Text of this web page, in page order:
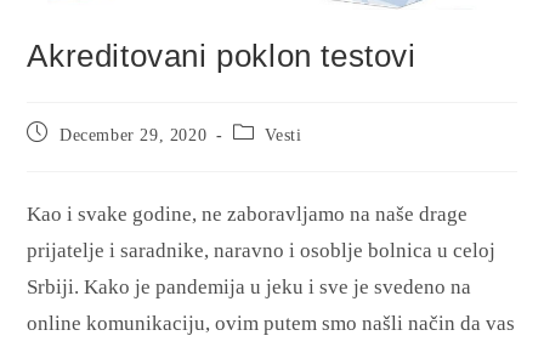
Akreditovani poklon testovi
December 29, 2020 Vesti
Kao i svake godine, ne zaboravljamo na naše drage
prijatelje i saradnike, naravno i osoblje bolnica u celoj
Srbiji. Kako je pandemija u jeku i sve je svedeno na
online komunikaciju, ovim putem smo našli način da vas